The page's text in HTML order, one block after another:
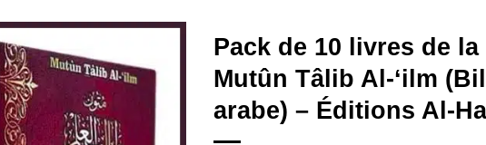
Pack de 10 livres de
Mutûn Tâlib Al-‘ilm
arabe) – Éditions Al-